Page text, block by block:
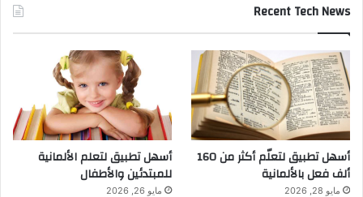
Recent Tech News
أسهل تطبيق لتعلّم أكثر من 160
ألف فعل بالألمانية
مايو 28, 2026
أسهل تطبيق لتعلم الألمانية
للمبتدئين والأطفال
مايو 26, 2026